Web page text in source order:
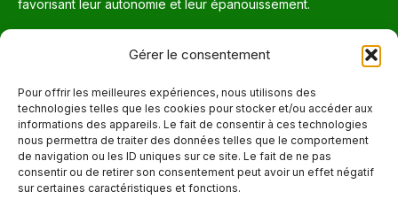
Gérer le consentement
Pour offrir les meilleures expériences, nous utilisons des
technologies telles que les cookies pour stocker et/ou accéder aux
informations des appareils. Le fait de consentir à ces technologies
nous permettra de traiter des données telles que le comportement
de navigation ou les ID uniques sur ce site. Le fait de ne pas
consentir ou de retirer son consentement peut avoir un effet négatif
sur certaines caractéristiques et fonctions.
favorisant leur autonomie et leur épanouissement.
Courriel
info@maisonnettedesparents.org
Trouvez nous sur :